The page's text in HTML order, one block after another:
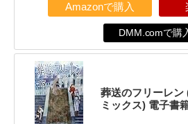
Amazonで購入
DMM.comで購
葬送のフリーレン
ミックス) 電子書